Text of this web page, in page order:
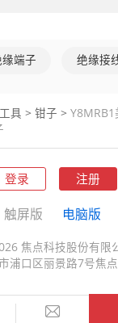
端子 绝缘接
具 > 钳子 >
登录 注册
触屏版 电脑版
焦点科技股份有限
浦口区丽景路7号焦